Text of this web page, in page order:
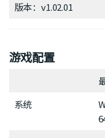
版本：v1.02.01
游戏配置
系统